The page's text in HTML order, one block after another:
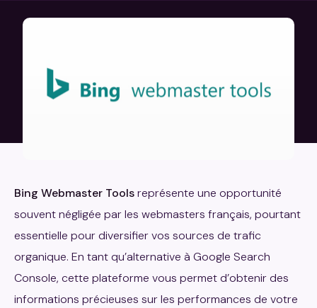
Bing Webmaster Toolsreprésente une opportunité
souvent négligée par les webmasters français, pourtant
essentielle pour diversifier vos sources de trafic
organique. En tant qu’alternative à Google Search
Console, cette plateforme vous permet d’obtenir des
informations précieuses sur les performances de votre